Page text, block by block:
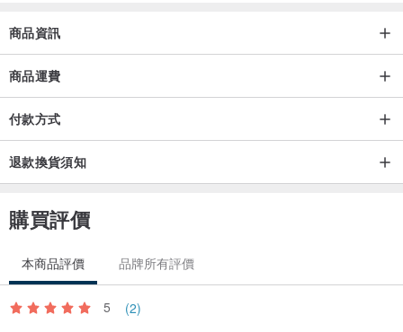
商品資訊
商品運費
付款方式
退款換貨須知
購買評價
本商品評價 品牌所有評價
5 (2)